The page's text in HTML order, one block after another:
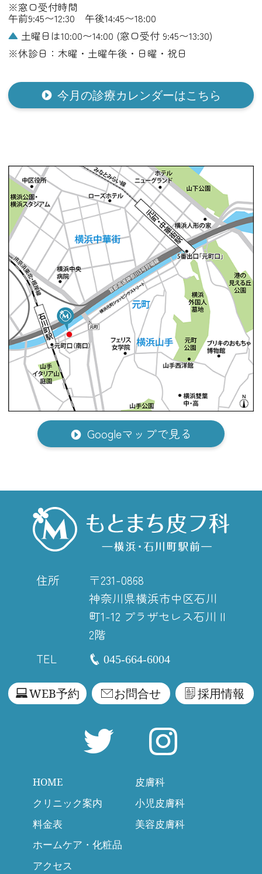
※窓口受付時間
午前9:45〜12:30 午後14:45〜18:00
▲ 土曜日は10:00〜14:00 (窓口受付 9:45〜13:30)
※休診日：木曜・土曜午後・日曜・祝日
今月の診療カレンダーはこちら
Googleマップで見る
住所
〒231-0868
神奈川県横浜市中区石川
町1-12 プラザセレス石川 II
2階
TEL
045-664-6004
WEB予約 お問合せ 採用情報
HOME
クリニック案内
料金表
ホームケア・化粧品
アクセス
皮膚科
小児皮膚科
美容皮膚科